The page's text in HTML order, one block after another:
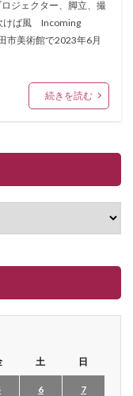
ジェクター、脚立、撮
けば風 Incoming
美術館で2023年6月
続きを読む
土 日
6 7